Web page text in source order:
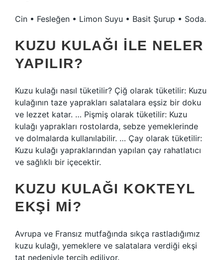
Cin • Fesleğen • Limon Suyu • Basit Şurup • Soda.
KUZU KULAĞI ILE NELER
YAPILIR?
Kuzu kulağı nasıl tüketilir? Çiğ olarak tüketilir: Kuzu
kulağının taze yaprakları salatalara eşsiz bir doku
ve lezzet katar. … Pişmiş olarak tüketilir: Kuzu
kulağı yaprakları rostolarda, sebze yemeklerinde
ve dolmalarda kullanılabilir. … Çay olarak tüketilir:
Kuzu kulağı yapraklarından yapılan çay rahatlatıcı
ve sağlıklı bir içecektir.
KUZU KULAĞI KOKTEYL
EKŞI MI?
Avrupa ve Fransız mutfağında sıkça rastladığımız
kuzu kulağı, yemeklere ve salatalara verdiği ekşi
tat nedeniyle tercih ediliyor.